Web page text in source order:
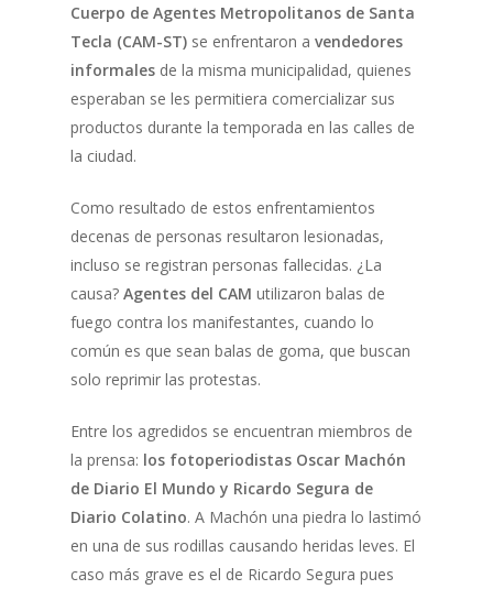
Cuerpo de Agentes Metropolitanos de Santa
Tecla (CAM-ST) se enfrentaron a vendedores
informales de la misma municipalidad, quienes
esperaban se les permitiera comercializar sus
productos durante la temporada en las calles de
la ciudad.
Como resultado de estos enfrentamientos
decenas de personas resultaron lesionadas,
incluso se registran personas fallecidas. ¿La
causa? Agentes del CAM utilizaron balas de
fuego contra los manifestantes, cuando lo
común es que sean balas de goma, que buscan
solo reprimir las protestas.
Entre los agredidos se encuentran miembros de
la prensa: los fotoperiodistas Oscar Machón
de Diario El Mundo y Ricardo Segura de
Diario Colatino. A Machón una piedra lo lastimó
en una de sus rodillas causando heridas leves. El
caso más grave es el de Ricardo Segura pues